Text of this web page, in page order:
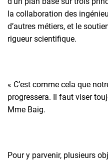
la collaboration des
d’autres métiers, et le
rigueur scientifique.
« C’est comme cela que
progressera. Il faut viser
Mme Baig.
Pour y parvenir, plusieurs